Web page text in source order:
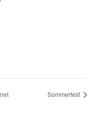
Sommerfest